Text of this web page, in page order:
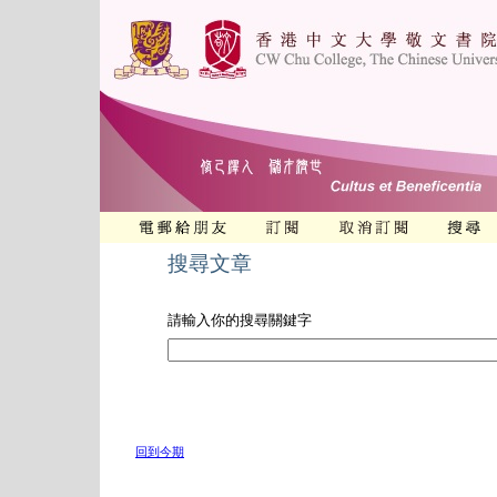
搜尋文章
請輸入你的搜尋關鍵字
回到今期